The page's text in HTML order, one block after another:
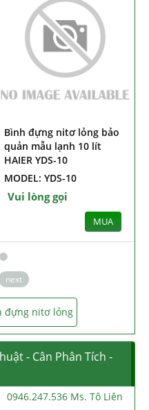
Bình đựng nitơ lỏng bảo
quản mẫu lạnh 10 lít
HAIER YDS-10
MODEL: YDS-10
Vui lòng gọi
MUA
next
đựng nitơ lỏng
- Cân Phân Tích -
0946.247.536 Ms. Tô Liên